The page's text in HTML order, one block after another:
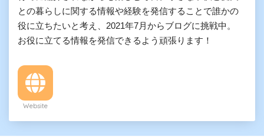
との暮らしに関する情報や経験を発信することで誰かの
役に立ちたいと考え、2021年7月からブログに挑戦中。
お役に立てる情報を発信できるよう頑張ります！
Website